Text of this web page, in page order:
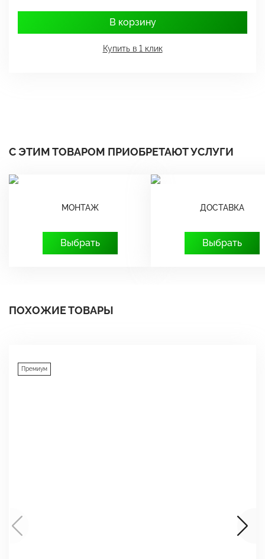
В корзину
Купить в 1 клик
С ЭТИМ ТОВАРОМ ПРИОБРЕТАЮТ УСЛУГИ
МОНТАЖ
Выбрать
ДОСТАВКА
Выбрать
ПОХОЖИЕ ТОВАРЫ
Премиум